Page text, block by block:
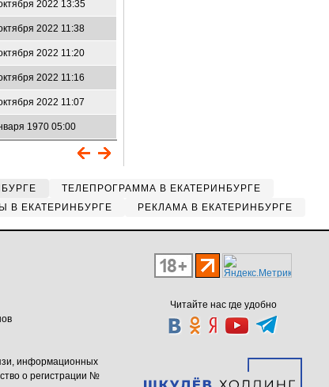
2022 13:35
2022 11:38
2022 11:20
2022 11:16
2022 11:07
1970 05:00
ТЕЛЕПРОГРАММА В ЕКАТЕРИНБУРГЕ
В ЕКАТЕРИНБУРГЕ РЕКЛАМА В ЕКАТЕРИНБУРГЕ
Читайте нас где удобно
информационных
о регистрации №